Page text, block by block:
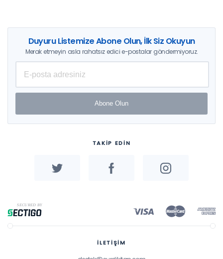
Duyuru Listemize Abone Olun, İlk Siz Okuyun
Merak etmeyin asla rahatsız edici e-postalar göndermiyoruz.
Abone Olun
TAKİP EDİN
İLETİŞİM